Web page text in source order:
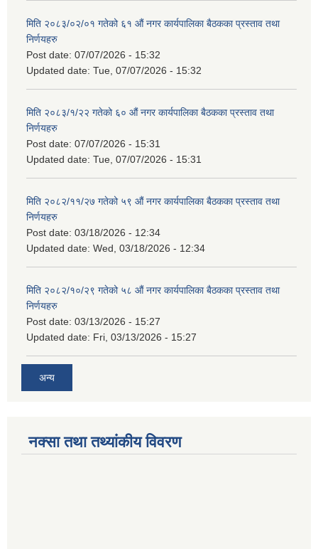
मिति २०८३/०२/०१ गतेको ६१ औं नगर कार्यपालिका बैठकका प्रस्ताव तथा
निर्णयहरु
Post date: 07/07/2026 - 15:32
Updated date: Tue, 07/07/2026 - 15:32
मिति २०८३/१/२२ गतेको ६० औं नगर कार्यपालिका बैठकका प्रस्ताव तथा
निर्णयहरु
Post date: 07/07/2026 - 15:31
Updated date: Tue, 07/07/2026 - 15:31
मिति २०८२/११/२७ गतेको ५९ औं नगर कार्यपालिका बैठकका प्रस्ताव तथा
निर्णयहरु
Post date: 03/18/2026 - 12:34
Updated date: Wed, 03/18/2026 - 12:34
मिति २०८२/१०/२९ गतेको ५८ औं नगर कार्यपालिका बैठकका प्रस्ताव तथा
निर्णयहरु
Post date: 03/13/2026 - 15:27
Updated date: Fri, 03/13/2026 - 15:27
अन्य
नक्सा तथा तथ्यांकीय विवरण